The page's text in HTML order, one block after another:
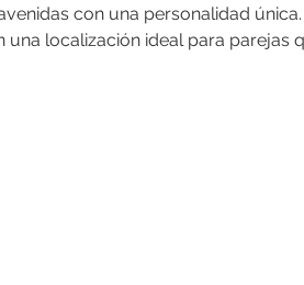
con una personalidad única.
una localización ideal para parejas